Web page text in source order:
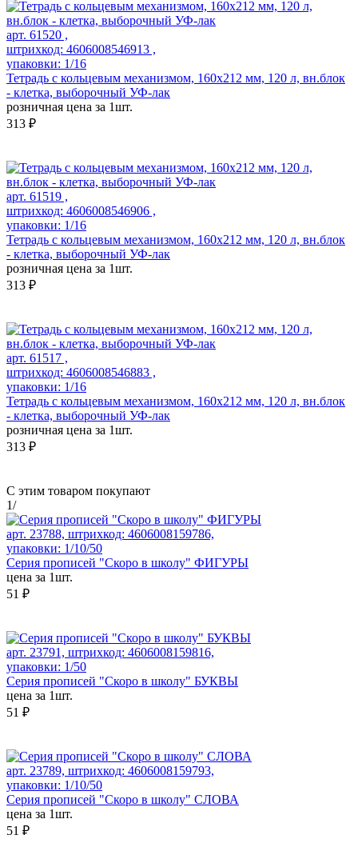
арт. 61520 ,
штрихкод: 4606008546913 ,
упаковки: 1/16
Тетрадь с кольцевым механизмом, 160х212 мм, 120 л, вн.блок
- клетка, выборочный УФ-лак
розничная цена за 1шт.
313 ₽
арт. 61519 ,
штрихкод: 4606008546906 ,
упаковки: 1/16
Тетрадь с кольцевым механизмом, 160х212 мм, 120 л, вн.блок
- клетка, выборочный УФ-лак
розничная цена за 1шт.
313 ₽
арт. 61517 ,
штрихкод: 4606008546883 ,
упаковки: 1/16
Тетрадь с кольцевым механизмом, 160х212 мм, 120 л, вн.блок
- клетка, выборочный УФ-лак
розничная цена за 1шт.
313 ₽
С этим товаром покупают
1/
арт. 23788, штрихкод: 4606008159786,
упаковки: 1/10/50
Серия прописей "Скоро в школу" ФИГУРЫ
цена за 1шт.
51 ₽
арт. 23791, штрихкод: 4606008159816,
упаковки: 1/50
Серия прописей "Скоро в школу" БУКВЫ
цена за 1шт.
51 ₽
арт. 23789, штрихкод: 4606008159793,
упаковки: 1/10/50
Серия прописей "Скоро в школу" СЛОВА
цена за 1шт.
51 ₽